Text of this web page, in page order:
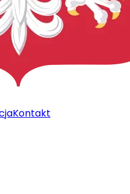
Kontakt